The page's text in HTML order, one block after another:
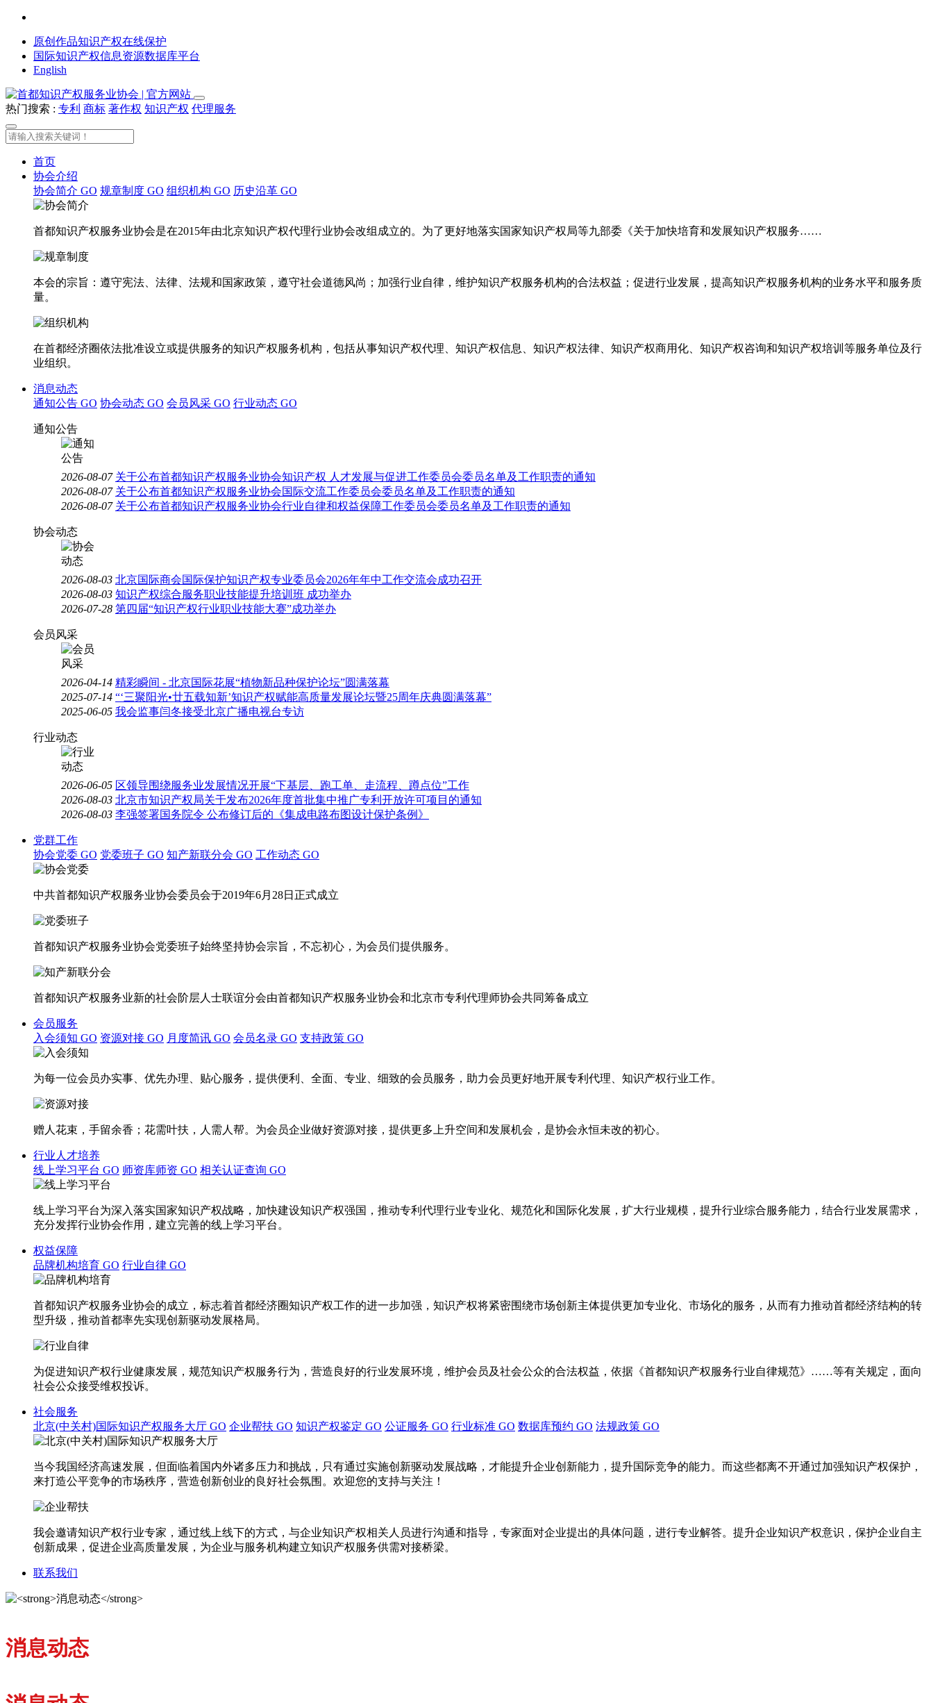
原创作品知识产权在线保护
国际知识产权信息资源数据库平台
English
热门搜索 : 专利 商标 著作权 知识产权 代理服务
首页
协会介绍
协会简介 GO 规章制度 GO 组织机构 GO 历史沿革 GO
首都知识产权服务业协会是在2015年由北京知识产权代理行业协会改组成立的。为了更好地落实国家知识产权局等九部委《关于加快培育和发展知识产权服务……
本会的宗旨：遵守宪法、法律、法规和国家政策，遵守社会道德风尚；加强行业自律，维护知识产权服务机构的合法权益；促进行业发展，提高知识产权服务机构的业务水平和服务质
量。
在首都经济圈依法批准设立或提供服务的知识产权服务机构，包括从事知识产权代理、知识产权信息、知识产权法律、知识产权商用化、知识产权咨询和知识产权培训等服务单位及行
业组织。
消息动态
通知公告 GO 协会动态 GO 会员风采 GO 行业动态 GO
通知公告
2026-08-07 关于公布首都知识产权服务业协会知识产权 人才发展与促进工作委员会委员名单及工作职责的通知
2026-08-07 关于公布首都知识产权服务业协会国际交流工作委员会委员名单及工作职责的通知
2026-08-07 关于公布首都知识产权服务业协会行业自律和权益保障工作委员会委员名单及工作职责的通知
协会动态
2026-08-03 北京国际商会国际保护知识产权专业委员会2026年年中工作交流会成功召开
2026-08-03 知识产权综合服务职业技能提升培训班 成功举办
2026-07-28 第四届“知识产权行业职业技能大赛”成功举办
会员风采
2026-04-14 精彩瞬间 - 北京国际花展“植物新品种保护论坛”圆满落幕
2025-07-14 “‘三聚阳光•廿五载知新’知识产权赋能高质量发展论坛暨25周年庆典圆满落幕”
2025-06-05 我会监事闫冬接受北京广播电视台专访
行业动态
2026-06-05 区领导围绕服务业发展情况开展“下基层、跑工单、走流程、蹲点位”工作
2026-08-03 北京市知识产权局关于发布2026年度首批集中推广专利开放许可项目的通知
2026-08-03 李强签署国务院令 公布修订后的《集成电路布图设计保护条例》
党群工作
协会党委 GO 党委班子 GO 知产新联分会 GO 工作动态 GO
中共首都知识产权服务业协会委员会于2019年6月28日正式成立
首都知识产权服务业协会党委班子始终坚持协会宗旨，不忘初心，为会员们提供服务。
首都知识产权服务业新的社会阶层人士联谊分会由首都知识产权服务业协会和北京市专利代理师协会共同筹备成立
会员服务
入会须知 GO 资源对接 GO 月度简讯 GO 会员名录 GO 支持政策 GO
为每一位会员办实事、优先办理、贴心服务，提供便利、全面、专业、细致的会员服务，助力会员更好地开展专利代理、知识产权行业工作。
赠人花束，手留余香；花需叶扶，人需人帮。为会员企业做好资源对接，提供更多上升空间和发展机会，是协会永恒未改的初心。
行业人才培养
线上学习平台 GO 师资库师资 GO 相关认证查询 GO
线上学习平台为深入落实国家知识产权战略，加快建设知识产权强国，推动专利代理行业专业化、规范化和国际化发展，扩大行业规模，提升行业综合服务能力，结合行业发展需求，
充分发挥行业协会作用，建立完善的线上学习平台。
权益保障
品牌机构培育 GO 行业自律 GO
首都知识产权服务业协会的成立，标志着首都经济圈知识产权工作的进一步加强，知识产权将紧密围绕市场创新主体提供更加专业化、市场化的服务，从而有力推动首都经济结构的转
型升级，推动首都率先实现创新驱动发展格局。
为促进知识产权行业健康发展，规范知识产权服务行为，营造良好的行业发展环境，维护会员及社会公众的合法权益，依据《首都知识产权服务行业自律规范》……等有关规定，面向
社会公众接受维权投诉。
社会服务
北京(中关村)国际知识产权服务大厅 GO 企业帮扶 GO 知识产权鉴定 GO 公证服务 GO 行业标准 GO 数据库预约 GO 法规政策 GO
当今我国经济高速发展，但面临着国内外诸多压力和挑战，只有通过实施创新驱动发展战略，才能提升企业创新能力，提升国际竞争的能力。而这些都离不开通过加强知识产权保护，
来打造公平竞争的市场秩序，营造创新创业的良好社会氛围。欢迎您的支持与关注！
我会邀请知识产权行业专家，通过线上线下的方式，与企业知识产权相关人员进行沟通和指导，专家面对企业提出的具体问题，进行专业解答。提升企业知识产权意识，保护企业自主
创新成果，促进企业高质量发展，为企业与服务机构建立知识产权服务供需对接桥梁。
联系我们
消息动态